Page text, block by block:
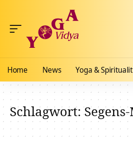
Home News Yoga &
Schlagwort: